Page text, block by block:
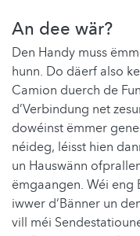
An dee wär?
Den Handy muss
hunn. Do däerf also
Camion duerch de
d’Verbindung net
dowéinst ëmmer
néideg, léisst hien
un Hauswänn
ëmgaangen. Wéi eng
iwwer d‘Bänner un
vill méi